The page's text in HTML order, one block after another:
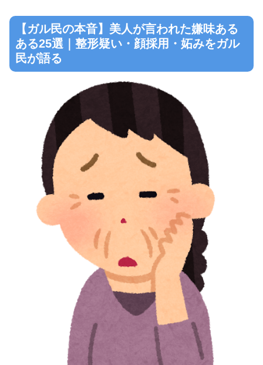
【ガル民の本音】美人が言われた嫌味ある
ある25選｜整形疑い・顔採用・妬みをガル
民が語る